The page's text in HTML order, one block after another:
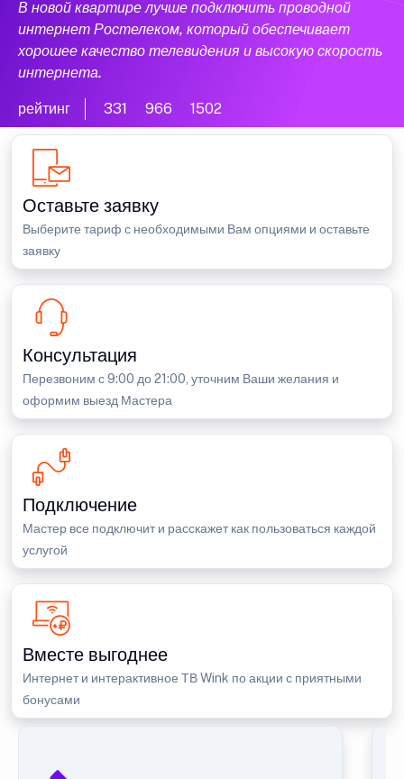
В новой квартире лучше подключить проводной
интернет Ростелеком, который обеспечивает
хорошее качество телевидения и высокую скорость
интернета.
рейтинг 331 966 1502
Оставьте заявку
Выберите тариф с необходимыми Вам опциями и оставьте
заявку
Консультация
Перезвоним с 9:00 до 21:00, уточним Ваши желания и
оформим выезд Мастера
Подключение
Мастер все подключит и расскажет как пользоваться каждой
услугой
Вместе выгоднее
Интернет и интерактивное ТВ Wink по акции с приятными
бонусами